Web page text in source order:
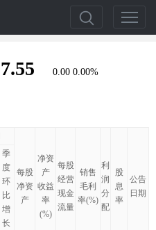
7.55 0.00 0.00%
每股
净资
产
净资
产
收益
率
(%)
每股
经营
现金
流量
销售
毛利
率(%)
利
润
分
配
股
息
率
公告
日期
季
度
环
比
增
长